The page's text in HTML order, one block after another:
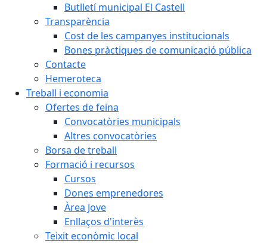
Butlletí municipal El Castell
Transparència
Cost de les campanyes institucionals
Bones pràctiques de comunicació pública
Contacte
Hemeroteca
Treball i economia
Ofertes de feina
Convocatòries municipals
Altres convocatòries
Borsa de treball
Formació i recursos
Cursos
Dones emprenedores
Àrea Jove
Enllaços d'interès
Teixit econòmic local